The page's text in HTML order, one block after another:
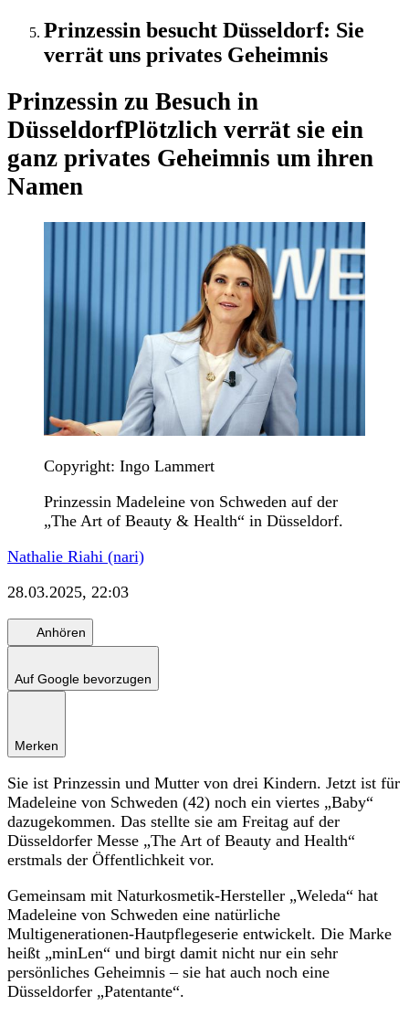
Prinzessin besucht Düsseldorf: Sie
verrät uns privates Geheimnis
Prinzessin zu Besuch in
DüsseldorfPlötzlich verrät sie ein
ganz privates Geheimnis um ihren
Namen
Copyright: Ingo Lammert
Prinzessin Madeleine von Schweden auf der
„The Art of Beauty & Health“ in Düsseldorf.
Nathalie Riahi (nari)
28.03.2025, 22:03
Anhören
Auf Google bevorzugen
Merken
Sie ist Prinzessin und Mutter von drei Kindern. Jetzt ist für
Madeleine von Schweden (42) noch ein viertes „Baby“
dazugekommen. Das stellte sie am Freitag auf der
Düsseldorfer Messe „The Art of Beauty and Health“
erstmals der Öffentlichkeit vor.
Gemeinsam mit Naturkosmetik-Hersteller „Weleda“ hat
Madeleine von Schweden eine natürliche
Multigenerationen-Hautpflegeserie entwickelt. Die Marke
heißt „minLen“ und birgt damit nicht nur ein sehr
persönliches Geheimnis – sie hat auch noch eine
Düsseldorfer „Patentante“.